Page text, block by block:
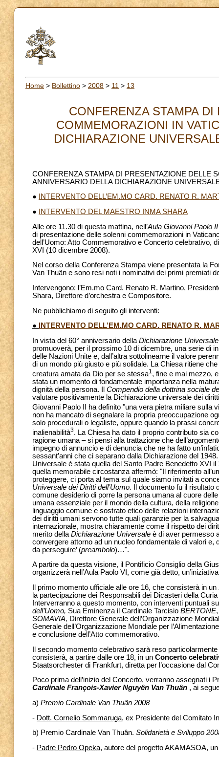
Home > Bollettino > 2008 > 11 > 13
CONFERENZA STAMPA
COMMEMORAZIONI IN
DICHIARAZIONE
CONFERENZA STAMPA DI PRESENTAZIONE DELLE
ANNIVERSARIO DELLA DICHIARAZIONE
●
INTERVENTO DELL’EM.MO CARD. RENATO R.
●
INTERVENTO DEL MAESTRO INMA SHARA
Alle ore 11.30 di questa mattina, nell’Aula Giovanni Paolo II
di presentazione delle solenni commemorazioni in
dell’Uomo: Atto Commemorativo e Concerto celebrativo,
XVI (10 dicembre 2008).
Nel corso della Conferenza Stampa viene presentata la
Van Thuân e sono resi noti i nominativi dei primi premiati
Intervengono: l’Em.mo Card. Renato R. Martino,
Shara, Direttore d’orchestra e Compositore.
Ne pubblichiamo di seguito gli interventi:
●
INTERVENTO DELL’EM.MO CARD. RENATO R.
In vista del 60° anniversario della Dichiarazione
promuoverà, per il prossimo 10 di dicembre, una serie di
delle Nazioni Unite e, dall’altra sottolinearne il valore
di un mondo più giusto e più solidale. La Chiesa ritiene
creatura amata da Dio per se stessa1, fine e mai mezzo,
stata un momento di fondamentale importanza nella
dignità della persona. Il Compendio della dottrina sociale
valutare positivamente la Dichiarazione universale dei
Giovanni Paolo II ha definito "una vera pietra miliare sulla
non ha mancato di segnalare la propria preoccupazione
solo procedurali o legaliste, oppure quando la prassi
inalienabilità3. La Chiesa ha dato il proprio contributo sia
ragione umana – si pensi alla trattazione che
impegno di annuncio e di denuncia che ne ha fatto
sessant’anni che ci separano dalla Dichiarazione del
Universale è stata quella del Santo Padre Benedetto XVI il
quella memorabile circostanza affermò: "Il riferimento
proteggere, ci porta al tema sul quale siamo invitati a
Universale dei Diritti dell’Uomo. Il documento fu il risultato
comune desiderio di porre la persona umana al cuore
umana essenziale per il mondo della cultura, della
linguaggio comune e sostrato etico delle relazioni
dei diritti umani servono tutte quali garanzie per la
internazionale, mostra chiaramente come il rispetto dei
merito della Dichiarazione Universale è di aver permesso
convergere attorno ad un nucleo fondamentale di valori
da perseguire’ (preambolo)…".
A partire da questa visione, il Pontificio Consiglio della
organizzerà nell’Aula Paolo VI, come già detto,
Il primo momento ufficiale alle ore 16, che consisterà in un
la partecipazione dei Responsabili dei Dicasteri della
Interverranno a questo momento, con interventi puntuali
dell’Uomo, Sua Eminenza il Cardinale Tarcisio BERTONE
SOMAVIA, Direttore Generale dell’Organizzazione
Generale dell’Organizzazione Mondiale per
e conclusione dell’Atto commemorativo.
Il secondo momento celebrativo sarà reso
consisterà, a partire dalle ore 18, in un Concerto
Staatsorchester di Frankfurt, diretta per l’occasione dal
Poco prima dell’inizio del Concerto, verranno assegnati i
Cardinale François-Xavier Nguyên Van Thuân , ai
a) Premio Cardinale Van Thuân 2008
- Dott. Cornelio Sommaruga, ex Presidente del Comitato
b) Premio Cardinale Van Thuân. Solidarietà e Sviluppo
- Padre Pedro Opeka, autore del progetto AKAMASOA,